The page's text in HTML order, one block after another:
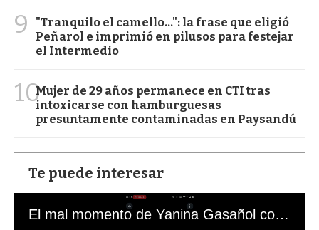
9
"Tranquilo el camello...": la frase que eligió
Peñarol e imprimió en pilusos para festejar
el Intermedio
10Mujer de 29 años permanece en CTI tras
intoxicarse con hamburguesas
presuntamente contaminadas en Paysandú
Te puede interesar
El mal momento de Yanina Gasañol con un hincha argentino en "Subrayado"